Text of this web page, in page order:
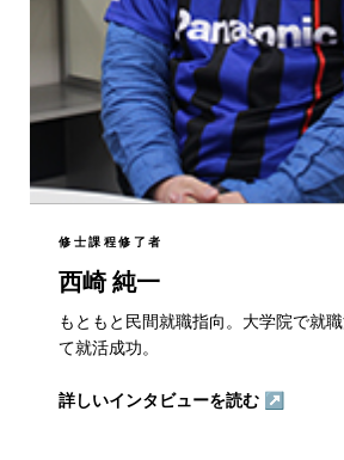
修士課程修了者
西崎 純一
もともと民間就職指向。大学院で就
て就活成功。
詳しいインタビューを読む ↗